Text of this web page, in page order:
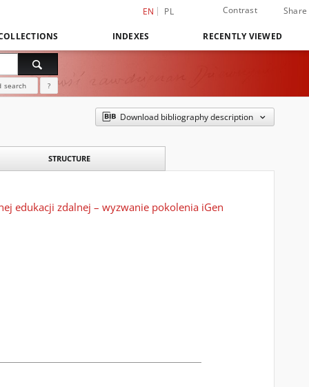
EN PL Contrast Share
INDEXES RECENTLY VIEWED
search ?
Download bibliography description
STRUCTURE
edukacji zdalnej – wyzwanie pokolenia iGen